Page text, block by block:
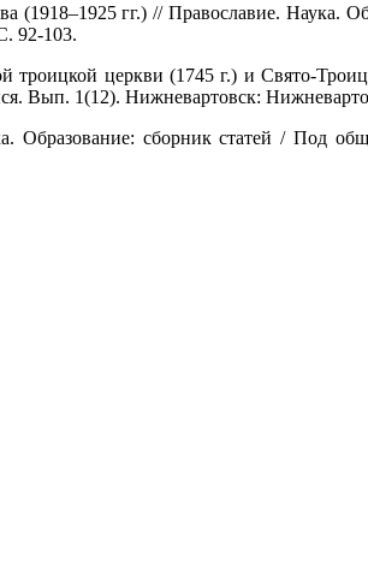
гг.) // Православие. Наука.
92-103.
церкви (1745 г.) и Свято-
Вып. 1(12). Нижневартовск:
Образование: сборник статей / Под